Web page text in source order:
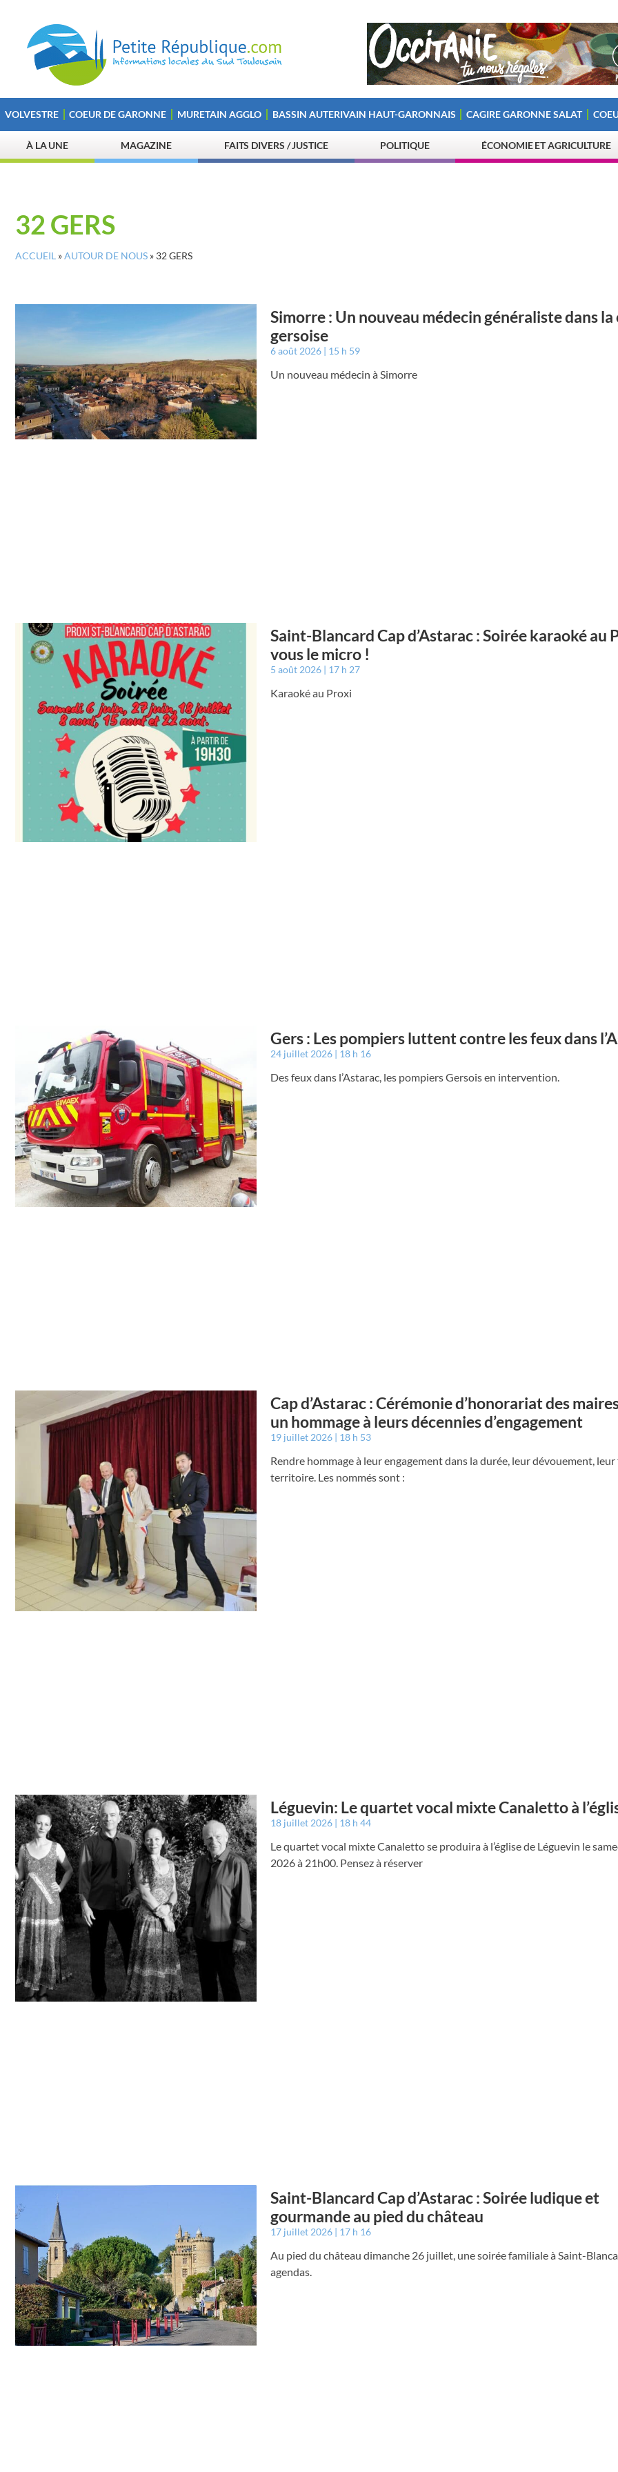
VOLVESTRE COEUR DE GARONNE MURETAIN AGGLO BASSIN AUTERIVAIN HAUT-GARONNAIS CAGIRE GARONNE SALAT
À LA UNE MAGAZINE FAITS DIVERS / JUSTICE POLITIQUE ÉCONOMIE ET AGRICULTURE
32 GERS
ACCUEIL »AUTOUR DE NOUS » 32 GERS
Simorre : Un nouveau médecin généraliste dans la
gersoise
6 août 2026 15 h 59
Un nouveau médecin à Simorre
Saint-Blancard Cap d’Astarac : Soirée karaoké au
vous le micro !
5 août 2026 17 h 27
Karaoké au Proxi
Gers : Les pompiers luttent contre les feux dans
24 juillet 2026 18 h 16
Des feux dans l’Astarac, les pompiers Gersois en intervention.
Cap d’Astarac : Cérémonie d’honorariat des
un hommage à leurs décennies d’engagement
19 juillet 2026 18 h 53
Rendre hommage à leur engagement dans la durée, leur dévouement,
territoire. Les nommés sont :
Léguevin: Le quartet vocal mixte Canaletto à
18 juillet 2026 18 h 44
Le quartet vocal mixte Canaletto se produira à l’église de Léguevin le
2026 à 21h00. Pensez à réserver
Saint-Blancard Cap d’Astarac : Soirée ludique et
gourmande au pied du château
17 juillet 2026 17 h 16
Au pied du château dimanche 26 juillet, une soirée familiale à Saint-
agendas.